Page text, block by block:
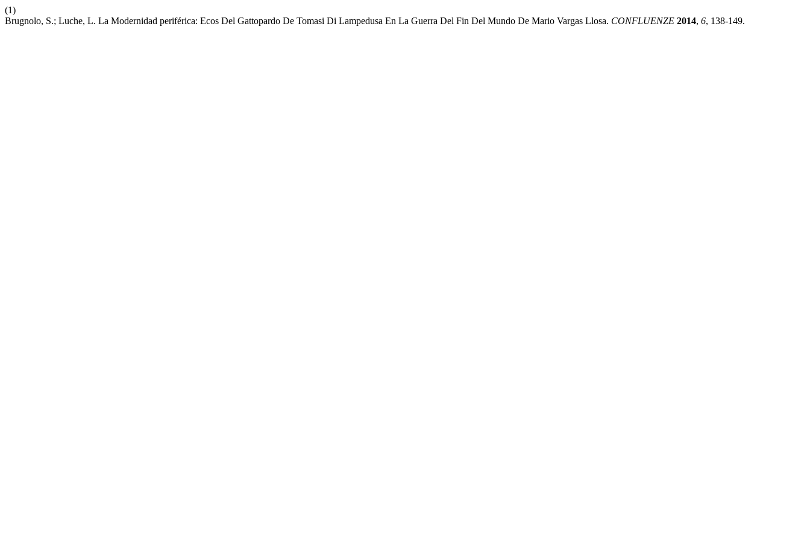
(1)
Brugnolo, S.; Luche, L. La Modernidad periférica: Ecos Del Gattopardo De Tomasi Di Lampedusa En La Guerra Del Fin Del Mundo De Mario Vargas Llosa. CONFLUENZE 2014, 6, 138-149.